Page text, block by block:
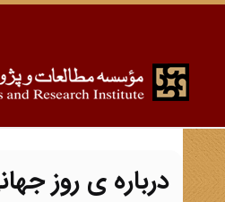
درباره ی روز